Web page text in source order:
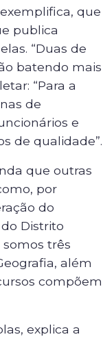
que
publica
“Duas de
batendo mais
“Para a
de
e
de qualidade”.
que outras
por
do
Distrito
somos três
além
compõem
explica a